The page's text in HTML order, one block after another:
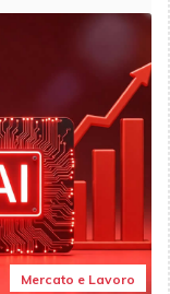
Mercato e Lavoro